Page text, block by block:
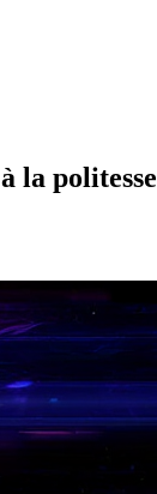
la politesse